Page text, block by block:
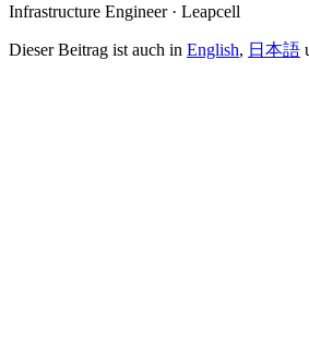
Infrastructure Engineer · Leapcell
Dieser Beitrag ist auch in English, 日本語